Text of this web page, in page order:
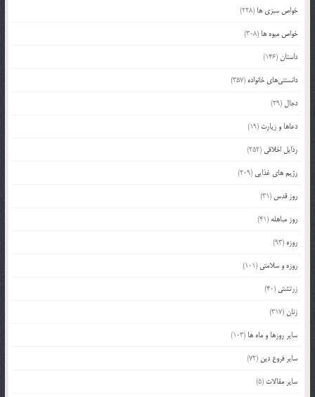
خواص سبزی ها (228)
خواص میوه ها (308)
داستان(146)
دانستنی‌های خانواده (357)
دجال (29)
دعاها و زیارت (19)
رذایل اخلاقی (252)
رژیم های غذایی (209)
روز قدس (31)
روز مباهله (41)
روزه (93)
روزه و سلامتی (101)
زرتشتی (40)
زنان(317)
سایر روزها و ماه ها (103)
سایر فروع دین (72)
سایر مقالات (5)